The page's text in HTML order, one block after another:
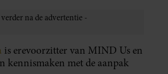
is erevoorzitter van MIND Us en
kennismaken met de aanpak